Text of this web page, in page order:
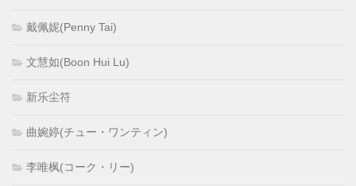
戴佩妮(Penny Tai)
文慧如(Boon Hui Lu)
新乐尘符
曲婉婷(チュー・ワンティン)
李唯枫(コーク・リー)